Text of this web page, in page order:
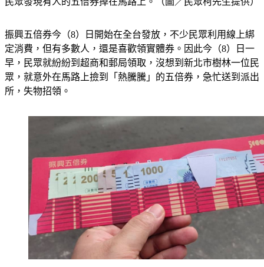
振興五倍券今（8）日開始在全台發放，不少民眾利用線上綁
定消費，但有多數人，還是喜歡領實體券。因此今（8）日一
早，民眾就紛紛到超商和郵局領取，沒想到新北市樹林一位民
眾，就意外在馬路上撿到「熱騰騰」的五倍券，急忙送到派出
所，失物招領。